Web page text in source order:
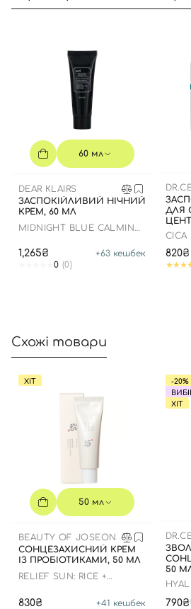
60 мл
DEAR KLAIRS
ЗАСПОКІЙЛИВИЙ НІЧНИЙ
КРЕМ, 60 МЛ
MIDNIGHT BLUE CALMING
1,265₴ +63 кешбек
0 (0)
ДЛЯ
СICA
820₴
Схожі товари
ХІТ
50 мл
BEAUTY OF JOSEON
СОНЦЕЗАХИСНИЙ КРЕМ
ІЗ ПРОБІОТИКАМИ, 50 МЛ
RELIEF SUN: RICE +
830₴ +41 кешбек
-20%
ХІТ
50
790₴
Вхід
Номер телефону
Відправляючи форму для
Угоди
Далі